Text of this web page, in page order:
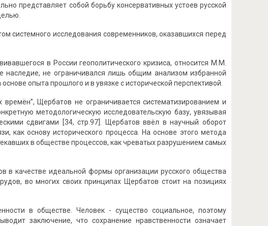
представляет собой борьбу консервативных устоев русской
системного исследования современников, оказавшихся перед
в России геополитического кризиса, относится М.М.
наследие, не ограничивался лишь общим анализом избранной
опыта прошлого и в увязке с исторической перспективой.
Щербатов не ограничивается систематизированием и
методологическую исследовательскую базу, увязывая
сдвигами [34, стр.97]. Щербатов ввёл в научный оборот
как основу исторического процесса. На основе этого метода
в обществе процессов, как чреватых разрушением самых
в качестве идеальной формы организации русского общества
во многих своих принципах Щербатов стоит на позициях
в обществе. Человек - существо социальное, поэтому
заключение, что сохранение нравственности означает